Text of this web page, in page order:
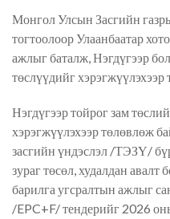
Монгол Улсын Засгийн
тогтоолоор Улаанбаатар
ажлыг баталж, Нэгдүгээр
төслүүдийг хэрэгжүүлэхээр
Нэгдүгээр тойрог зам
хэрэгжүүлэхээр төлөвлөж
засгийн үндэслэл /ТЭЗҮ/
зураг төсөл, худалдан
барилга угсралтын ажлыг
/EPC+F/ тендерийг 2026